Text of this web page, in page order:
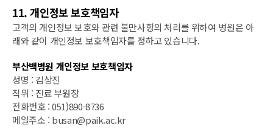
11. 개인정보 보호책임자
고객의 개인정보 보호와 관련 불만사항의 처리를 위하여 병원은 아
래와 같이 개인정보 보호책임자를 정하고 있습니다.
부산백병원 개인정보 보호책임자
성명 : 김상진
직위 : 진료 부원장
전화번호 : 051)890-8736
메일주소 : busan@paik.ac.kr